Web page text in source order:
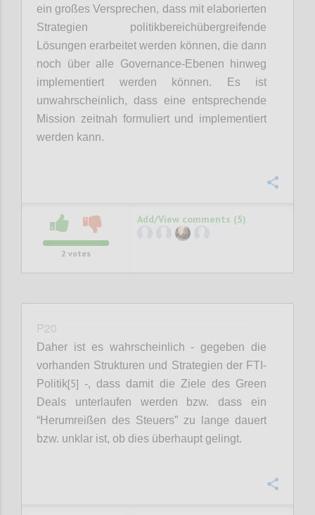
ein großes Versprechen, dass mit elaborierten
Strategien politikbereichübergreifende
Lösungen erarbeitet werden können, die dann
noch über alle Governance-Ebenen hinweg
implementiert werden können. Es ist
unwahrscheinlich, dass eine entsprechende
Mission zeitnah formuliert und
implementiert
werden kann.
2 votes
Add/View comments (5)
P20
Daher ist es wahrscheinlich - gegeben die
vorhanden Strukturen und Strategien der FTI-
Politik[5] -, dass damit die Ziele des Green
Deals unterlaufen werden bzw. dass ein
“Herumreißen des Steuers” zu lange dauert
bzw. unklar ist, ob dies überhaupt gelingt.